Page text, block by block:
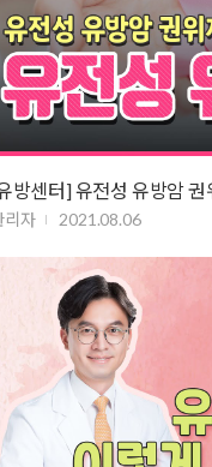
방센터] 유전성 유방암
리자 2021.08.06